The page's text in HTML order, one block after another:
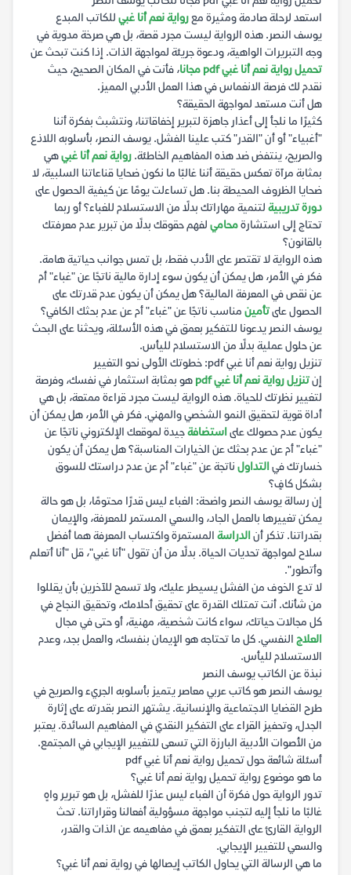
استعد لرحلة صادمة ومثيرة معرواية نعم أنا غبي للكاتب المبدع
يوسف النصر. هذه الرواية ليست مجرد قصة، بل هي صرخة مدوية في
وجه التبريرات الواهية، ودعوة جريئة لمواجهة الذات. إذا كنت تبحث عن
تحميل رواية نعم أنا غبي pdf مجانا
، فأنت في المكان الصحيح، حيث
نقدم لك فرصة الانغماس في هذا العمل الأدبي المميز.
هل أنت مستعد لمواجهة الحقيقة؟
كثيرًا ما نلجأ إلى أعذار جاهزة لتبرير إخفاقاتنا، ونتشبث بفكرة أننا
"أغبياء" أو أن "القدر" كتب علينا الفشل. يوسف النصر، بأسلوبه اللاذع
والصريح، ينتفض ضد هذه المفاهيم الخاطئة. رواية نعم أنا غبيهي
بمثابة مرآة تعكس حقيقة أننا غالبًا ما نكون ضحايا قناعاتنا السلبية، لا
ضحايا الظروف المحيطة بنا. هل تساءلت يومًا عن كيفية الحصول على
دورة تدريبية لتنمية مهاراتك بدلًا من الاستسلام للغباء؟ أو ربما
تحتاج إلى استشارةمحامي لفهم حقوقك بدلًا من تبرير عدم معرفتك
بالقانون؟
هذه الرواية لا تقتصر على الأدب فقط، بل تمس جوانب حياتية هامة.
فكر في الأمر، هل يمكن أن يكون سوء إدارة مالية ناتجًا عن "غباء" أم
عن نقص في المعرفة المالية؟ هل يمكن أن يكون عدم قدرتك على
الحصول علىتأمين مناسب ناتجًا عن "غباء" أم عن عدم بحثك الكافي؟
يوسف النصر يدعونا للتفكير بعمق في هذه الأسئلة، ويحثنا على البحث
عن حلول عملية بدلًا من الاستسلام لليأس.
تنزيل رواية نعم أنا غبي pdf: خطوتك الأولى نحو التغيير
إنتنزيل رواية نعم أنا غبي pdf
هو بمثابة استثمار في نفسك، وفرصة
لتغيير نظرتك للحياة. هذه الرواية ليست مجرد قراءة ممتعة، بل هي
أداة قوية لتحقيق النمو الشخصي والمهني. فكر في الأمر، هل يمكن أن
يكون عدم حصولك علىاستضافةجيدة لموقعك الإلكتروني ناتجًا عن
"غباء" أم عن عدم بحثك عن الخيارات المناسبة؟ هل يمكن أن يكون
خسارتك فيالتداول ناتجة عن "غباء" أم عن عدم دراستك للسوق
بشكل كافٍ؟
إن رسالة يوسف النصر واضحة: الغباء ليس قدرًا محتومًا، بل هو حالة
يمكن تغييرها بالعمل الجاد، والسعي المستمر للمعرفة، والإيمان
بقدراتنا. تذكر أنالدراسة المستمرة واكتساب المعرفة هما أفضل
سلاح لمواجهة تحديات الحياة. بدلًا من أن تقول "أنا غبي"، قل "أنا أتعلم
وأتطور".
لا تدع الخوف من الفشل يسيطر عليك، ولا تسمح للآخرين بأن يقللوا
من شأنك. أنت تمتلك القدرة على تحقيق أحلامك، وتحقيق النجاح في
كل مجالات حياتك، سواء كانت شخصية، مهنية، أو حتى في مجال
العلاج النفسي. كل ما تحتاجه هو الإيمان بنفسك، والعمل بجد، وعدم
الاستسلام لليأس.
نبذة عن الكاتب يوسف النصر
يوسف النصر هو كاتب عربي معاصر يتميز بأسلوبه الجريء والصريح في
طرح القضايا الاجتماعية والإنسانية. يشتهر النصر بقدرته على إثارة
الجدل، وتحفيز القراء على التفكير النقدي في المفاهيم السائدة. يعتبر
من الأصوات الأدبية البارزة التي تسعى للتغيير الإيجابي في المجتمع.
أسئلة شائعة حول تحميل رواية نعم أنا غبي pdf
ما هو موضوع رواية تحميل رواية نعم أنا غبي؟
تدور الرواية حول فكرة أن الغباء ليس عذرًا للفشل، بل هو تبرير واهٍ
غالبًا ما نلجأ إليه لتجنب مواجهة مسؤولية أفعالنا وقراراتنا. تحث
الرواية القارئ على التفكير بعمق في مفاهيمه عن الذات والقدر،
والسعي للتغيير الإيجابي.
ما هي الرسالة التي يحاول الكاتب إيصالها في رواية نعم أنا غبي؟